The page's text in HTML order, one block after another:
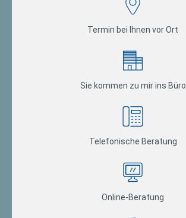
Termin bei Ihnen vor Ort
Sie kommen zu mir ins Büro
Telefonische Beratung
Online-Beratung